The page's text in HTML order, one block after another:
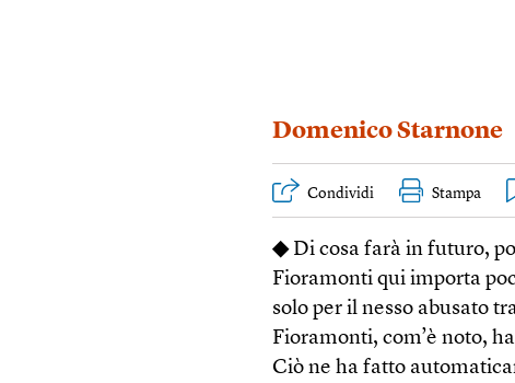
Domenico Starnone
Condividi Stampa
◆Di cosa farà in futuro,
Fioramonti qui importa
solo per il nesso abusato
Fioramonti, com’è noto,
Ciò ne ha fatto